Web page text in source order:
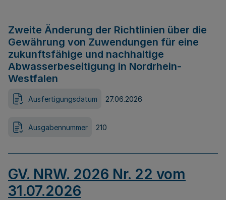
Zweite Änderung der Richtlinien über die
Gewährung von Zuwendungen für eine
zukunftsfähige und nachhaltige
Abwasserbeseitigung in Nordrhein-
Westfalen
Ausfertigungsdatum 27.06.2026
Ausgabennummer 210
GV. NRW. 2026 Nr. 22 vom
31.07.2026